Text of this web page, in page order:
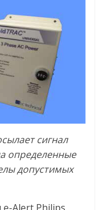
сигнал
определенные
допустимых